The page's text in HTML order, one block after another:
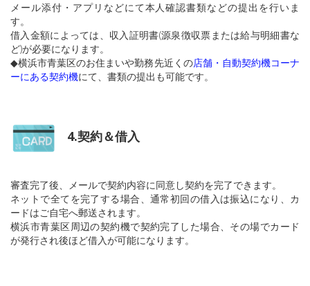
メール添付・アプリなどにて本人確認書類などの提出を行いま
す。
借入金額によっては、収入証明書(源泉徴収票または給与明細書な
ど)が必要になります。
◆横浜市青葉区のお住まいや勤務先近くの店舗・自動契約機コーナ
ーにある契約機にて、書類の提出も可能です。
4.契約＆借入
審査完了後、メールで契約内容に同意し契約を完了できます。
ネットで全てを完了する場合、通常初回の借入は振込になり、カ
ードはご自宅へ郵送されます。
横浜市青葉区周辺の契約機で契約完了した場合、その場でカード
が発行され後ほど借入が可能になります。